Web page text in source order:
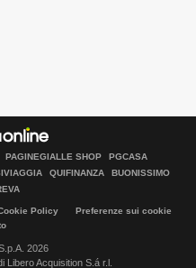
PAGINEGIALLE SHOP
PGCASA
QUIFINANZA
BUONISSIMO
Policy
Preferenze sui cookie
2026
Libero Acquisition S.á r.l.